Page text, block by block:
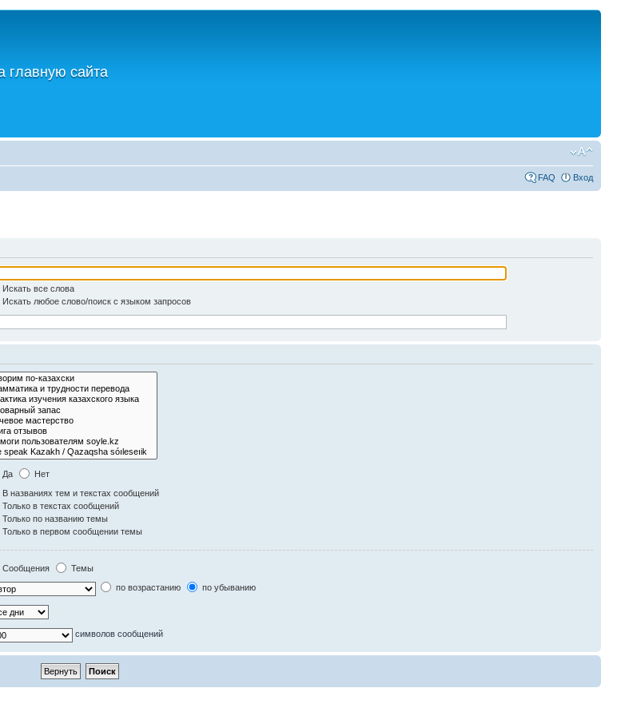
главную сайта
FAQ Вход
Искать все слова
Искать любое слово/поиск с языком запросов
Да
Нет
В названиях тем и текстах сообщений
Только в текстах сообщений
Только по названию темы
Только в первом сообщении темы
Сообщения
Темы
по возрастанию по убыванию
символов сообщений